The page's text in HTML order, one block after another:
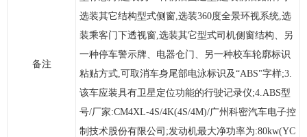
备注
选装其它结构型式侧窗,选装360度全景环视系统,选
装乘客门下透视窗,选装其它型式司机侧窗结构、另
一种停车警示牌、电器仓门、另一种校车轮廓标识
粘贴方式,可取消车身尾部电泳标识及“ABS"字样;3.
该车应装具有卫星定位功能的行驶记录仪;4.ABS型
号/厂家:CM4XL-4S/4K(4S/4M)/广州科密汽车电子控
制技术股份有限公司;发动机最大净功率为:80kw(YC